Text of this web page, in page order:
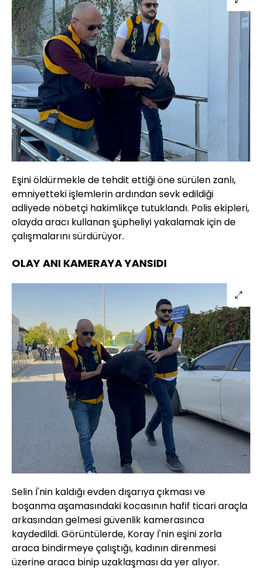
Eşini öldürmekle de tehdit ettiği öne sürülen zanlı,
emniyetteki işlemlerin ardından sevk edildiği
adliyede nöbetçi hakimlikçe tutuklandı. Polis ekipleri,
olayda aracı kullanan şüpheliyi yakalamak için de
çalışmalarını sürdürüyor.
OLAY ANI KAMERAYA YANSIDI
Selin İ'nin kaldığı evden dışarıya çıkması ve
boşanma aşamasındaki kocasının hafif ticari araçla
arkasından gelmesi güvenlik kamerasınca
kaydedildi. Görüntülerde, Koray İ'nin eşini zorla
araca bindirmeye çalıştığı, kadının direnmesi
üzerine araca binip uzaklaşması da yer alıyor.